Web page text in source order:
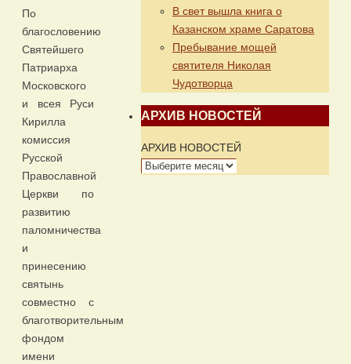
По
благословению
Святейшего
Патриарха
Московского
и всея Руси
Кирилла
комиссия
Русской
Православной
Церкви по
развитию
паломничества
и
принесению
святынь
совместно с
благотворительным
фондом
имени
В свет вышла книга о
Казанском храме Саратова
Пребывание мощей
святителя Николая
Чудотворца
АРХИВ НОВОСТЕЙ
АРХИВ НОВОСТЕЙ